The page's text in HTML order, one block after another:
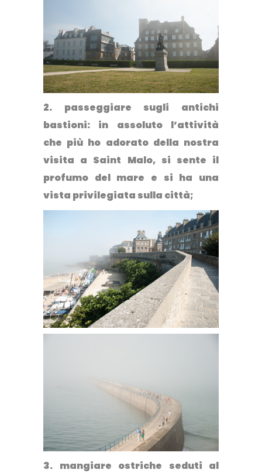
2. passeggiare sugli antichi
bastioni: in assoluto l’attività
che più ho adorato della nostra
visita a Saint Malo, si sente il
profumo del mare e si ha una
vista privilegiata sulla città;
3. mangiare ostriche seduti al